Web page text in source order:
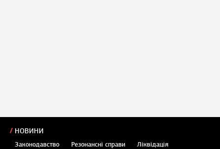
НОВИНИ
Законодавство Резонансні справи
Ліквідація